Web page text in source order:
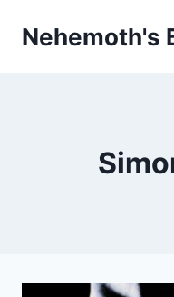
Nehemoth's